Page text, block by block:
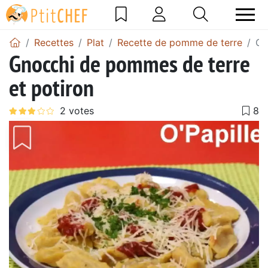
Recettes Plat Recette de pomme de terre
Gnocchi de pommes de terre
et potiron